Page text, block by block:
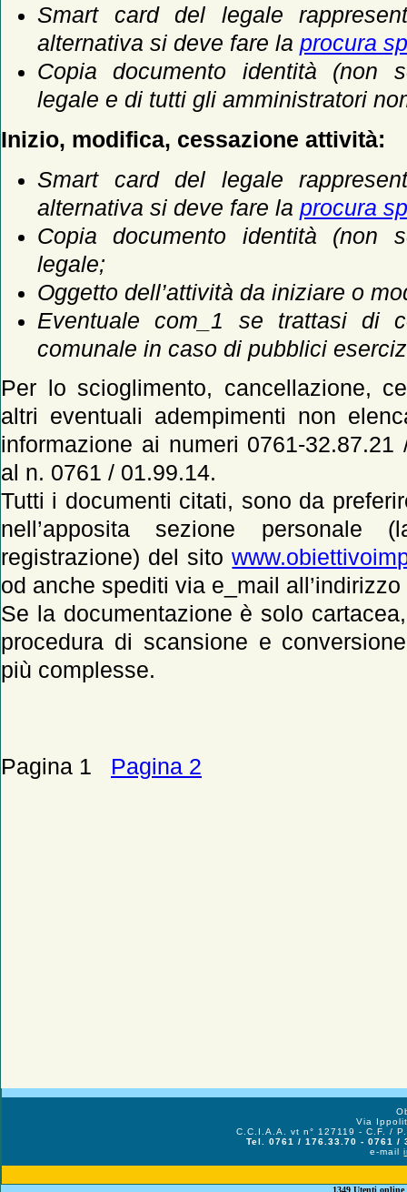
Smart card del legale
alternativa si deve fare la procura
Copia documento identità (non
legale e di tutti gli amministratori
Inizio, modifica, cessazione attività:
Smart card del legale
alternativa si deve fare la procura
Copia documento identità (non
legale;
Oggetto dell’attività da iniziare o
Eventuale com_1 se trattasi di
comunale in caso di pubblici
Per lo scioglimento, cancellazione,
altri eventuali adempimenti non
informazione ai numeri 0761-
al n. 0761 / 01.99.14.
Tutti i documenti citati, sono da
nell’apposita sezione
registrazione) del sito
od anche spediti via e_mail all’indirizzo
Se la documentazione è solo
procedura di scansione e
più complesse.
Pagina 1 Pagina 2
Via
C.C.I.A.A. vt n° 127119 - C.F. /
Tel. 0761 / 176.33.70 - 0761 /
e-mail
1349 Utenti online